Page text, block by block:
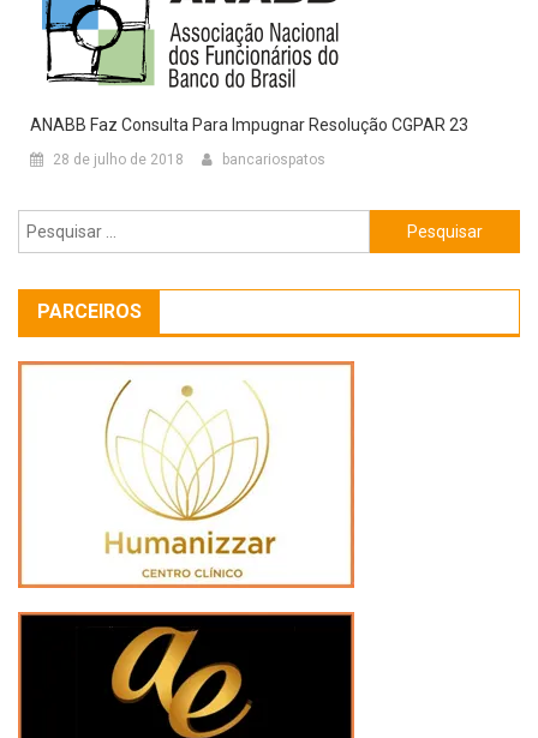
ANABB Faz Consulta Para Impugnar Resolução CGPAR 23
28 de julho de 2018 bancariospatos
Pesquisar
por:
PARCEIROS